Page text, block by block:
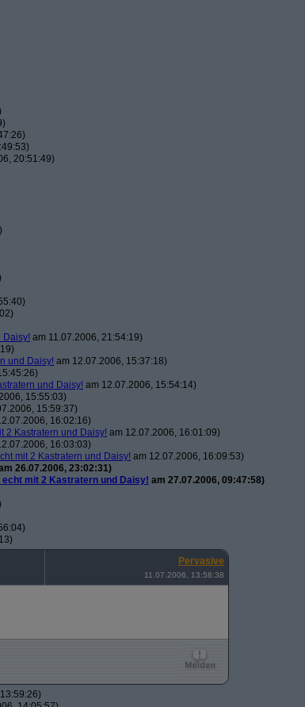
20:51:49)
Daisy! am 11.07.2006, 21:54:19)
und Daisy! am 12.07.2006, 15:37:18)
und Daisy! am 12.07.2006, 15:54:14)
15:55:03)
15:59:37)
16:02:16)
2 Kastratern und Daisy! am 12.07.2006, 16:01:09)
16:03:03)
mit 2 Kastratern und Daisy! am 12.07.2006, 16:09:53)
26.07.2006, 23:02:31)
mit 2 Kastratern und Daisy! am 27.07.2006, 09:47:58)
Pervasive
11.07.2006, 13:58:38